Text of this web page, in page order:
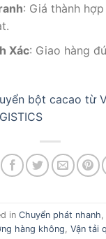
: Giá thành
Xác: Giao hàng
bột cacao từ
in Chuyển phát nhanh
hàng không Vận tải